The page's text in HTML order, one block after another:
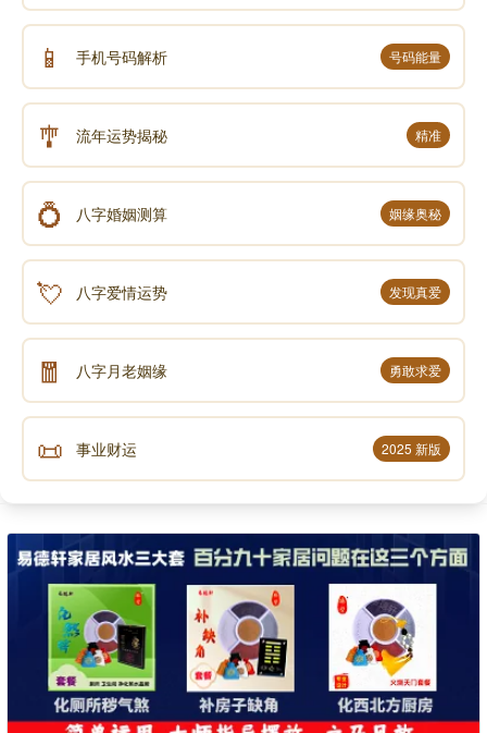
📱 手机号码解析 号码能量
🎐 流年运势揭秘 精准
💍 八字婚姻测算 姻缘奥秘
💘 八字爱情运势 发现真爱
🧧 八字月老姻缘 勇敢求爱
📜 事业财运 2025 新版